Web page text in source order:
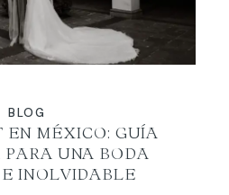
BLOG
EN MÉXICO: GUÍA
UNA BODA
INOLVIDABLE